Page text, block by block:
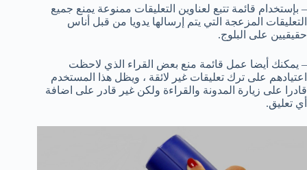
– بإستخدام قائمة تتبع لعناوين التعليقات ممنوعة يمنع جميع
التعليقات المزعجة التي يتم إرسالها يدويا من قبل أناس
حقيقيين على البلوج.
– يمكنك أيضا عمل قائمة منع بعض القراء الذي لاحظت
اعتيادهم على ترك تعليقات غير لائقة ، ويظل هذا المستخدم
قادرا على زيارة المدونة والقراءة ولكن غير قادر على اضافة
أي تعليق.